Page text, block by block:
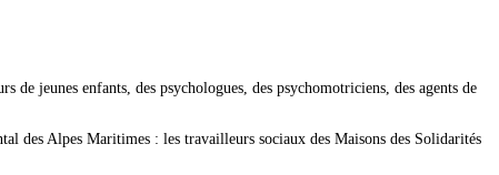
jeunes enfants, des psychologues, des psychomotriciens, des agents de
des Alpes Maritimes : les travailleurs sociaux des Maisons des Solidarités